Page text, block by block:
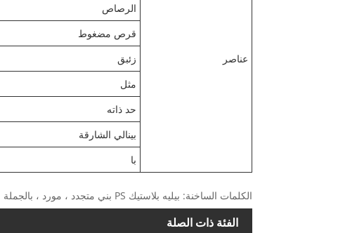
عناصر
الرصاص
قرص مضغوط
زئبق
مثل
حد ذاته
بينالي الشارقة
با
الكلمات الساخنة: بيليه بلاستيك PS بني متجدد ، مورد ، بالجملة
الفئة ذات الصلة